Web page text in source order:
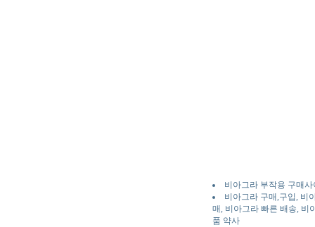
비아그라 부작용 구매
비아그라 구매,구입, 비
매, 비아그라 빠른 배송, 비
품 약사